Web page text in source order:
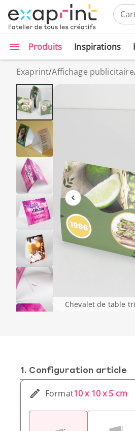
Produits Inspirations
Exaprint/Affichage publicitaire
Chevalet de table
1. Conf­iguration article
Format10 x 10 x 5 cm